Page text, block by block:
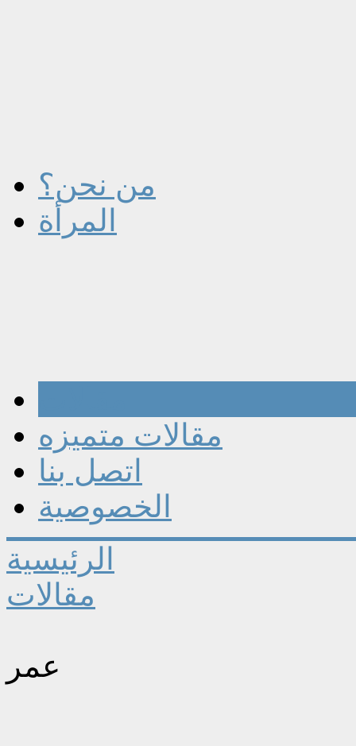
من نحن؟
المرأة
مقالات متميزه
اتصل بنا
الخصوصية
الرئيسية
مقالات
عمر